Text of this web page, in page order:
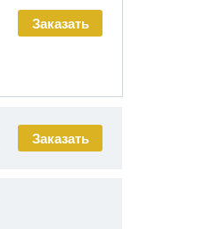
Заказать
Заказать